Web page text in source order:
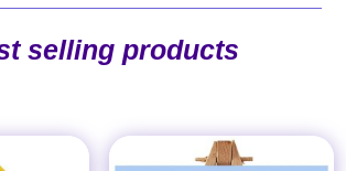
selling products